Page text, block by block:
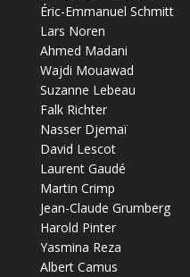
Éric-Emmanuel Schmitt
Lars Noren
Ahmed Madani
Wajdi Mouawad
Suzanne Lebeau
Falk Richter
Nasser Djemaï
David Lescot
Laurent Gaudé
Martin Crimp
Jean-Claude Grumberg
Harold Pinter
Yasmina Reza
Albert Camus